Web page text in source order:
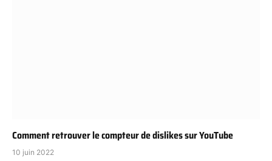
Comment retrouver le compteur de dislikes sur YouTube
10 juin 2022